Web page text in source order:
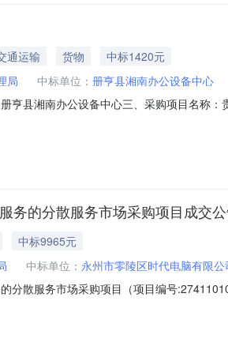
通运输 货物
中标1420元
局 中标单位： 册亨县湘南办公设备中心
亨县湘南办公设备中心三、采购项目名称
概况：七、其它事项：无八、联系方式1
务的分散服务市场采购项目成交
中标9965元
中标单位： 永州市零陵区时代电脑有限公
分散服务市场采购项目（项目编号
售服务的分散服务市场采购项目项目编号
采购单位名称：永州市零陵区民政局采购